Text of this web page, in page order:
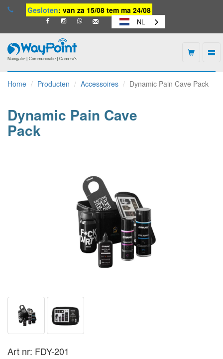
Gesloten: van za 15/08 tem ma 24/08
NL
-
naar
Home Producten Accessoires Dynamic Pain Cave Pack
Dynamic Pain Cave
Pack
Art nr: FDY-201